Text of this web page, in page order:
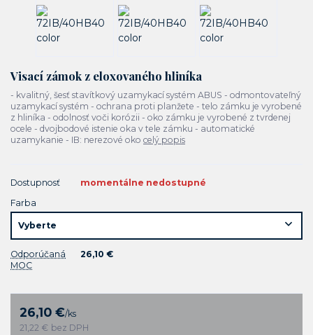
Visací zámok z eloxovaného hliníka
- kvalitný, šesť stavítkový uzamykací systém ABUS - odmontovateľný
uzamykací systém - ochrana proti planžete - telo zámku je vyrobené
z hliníka - odolnosť voči korózii - oko zámku je vyrobené z tvrdenej
ocele - dvojbodové istenie oka v tele zámku - automatické
uzamykanie - IB: nerezové oko celý popis
Dostupnosť
momentálne nedostupné
Farba
Odporúčaná
MOC
26,10 €
26,10 €/ks
21,22 € bez DPH